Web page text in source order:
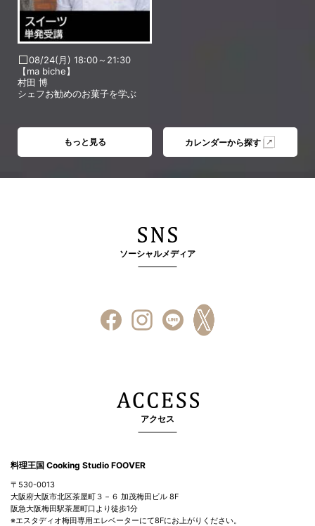
08/24(月) 18:00～21:30
【ma biche】
村田 博
シェフお勧めのお菓子を学ぶ
もっと見る カレンダーから探す
ソーシャルメディア
アクセス
料理王国 Cooking Studio FOOVER
〒530-0013
大阪府大阪市北区茶屋町３－６ 加茂梅田ビル 8F
阪急大阪梅田駅茶屋町口より徒歩1分
※エスタディオ梅田専用エレベーターにて8Fにお上がりください。